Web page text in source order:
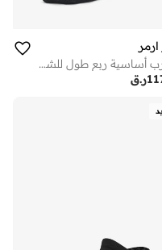
ارمر
جوارب أساسية ربع طول للشباب قطع
ر.ق